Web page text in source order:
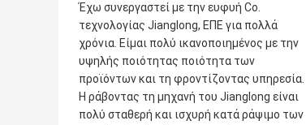
Έχω συνεργαστεί με την ευφυή Co.
τεχνολογίας Jianglong, ΕΠΕ για πολλά
χρόνια. Είμαι πολύ ικανοποιημένος με την
υψηλής ποιότητας ποιότητα των
προϊόντων και τη φροντίζοντας υπηρεσία.
Η ράβοντας τη μηχανή του Jianglong είναι
πολύ σταθερή και ισχυρή κατά ράψιμο των